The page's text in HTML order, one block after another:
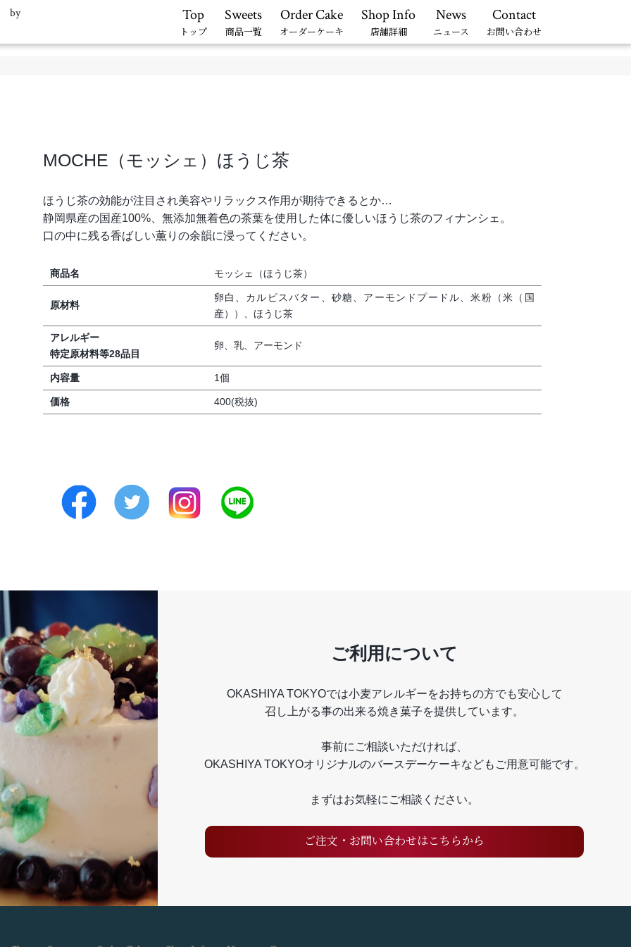
by Top
トップ
Sweets
商品一覧
Order Cake
オーダーケーキ
Shop Info
店舗詳細
News
ニュース
Contact
お問い合わせ
MOCHE（モッシェ）ほうじ茶
ほうじ茶の効能が注目され美容やリラックス作用が期待できるとか…
静岡県産の国産100%、無添加無着色の茶葉を使用した体に優しいほうじ茶のフィナンシェ。
口の中に残る香ばしい薫りの余韻に浸ってください。
商品名 モッシェ（ほうじ茶）
原材料
卵白、カルピスバター、砂糖、アーモンドプードル、米粉（米（国
産））、ほうじ茶
アレルギー
特定原材料等28品目
卵、乳、アーモンド
内容量 1個
価格 400(税抜)
ご利用について
OKASHIYA TOKYOでは小麦アレルギーをお持ちの方でも安心して
召し上がる事の出来る焼き菓子を提供しています。
事前にご相談いただければ、
OKASHIYA TOKYOオリジナルのバースデーケーキなども ご用意可能です。
まずはお気軽にご相談ください。
ご注文・お問い合わせはこちらから